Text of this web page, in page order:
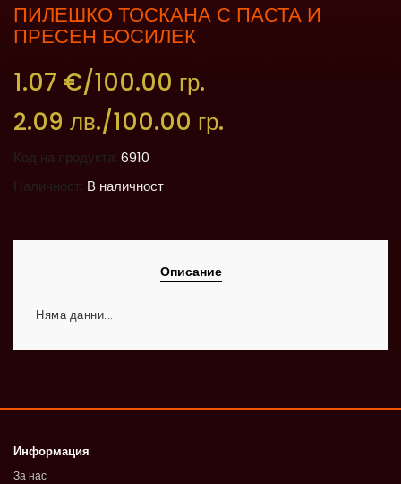
ПИЛЕШКО ТОСКАНА С ПАСТА И
ПРЕСЕН БОСИЛЕК
1.07 €/100.00 гр.
2.09 лв./100.00 гр.
Код на продукта: 6910
Наличност: В наличност
Описание
Няма данни...
Информация
За нас